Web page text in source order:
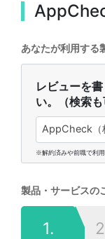
あなたが利用する
レビューを
い。（検索も
AppCheck（
※解約済みや前職で利用
製品・サービスの
1.